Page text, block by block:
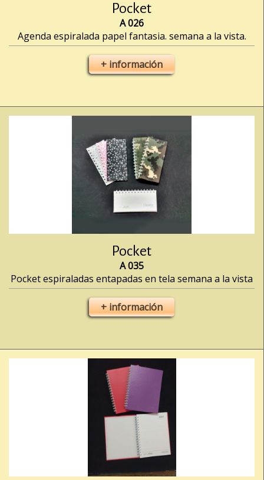
Pocket
A 026
Agenda espiralada papel fantasia. semana a la vista.
+ información
Pocket
A 035
Pocket espiraladas entapadas en tela semana a la vista
+ información